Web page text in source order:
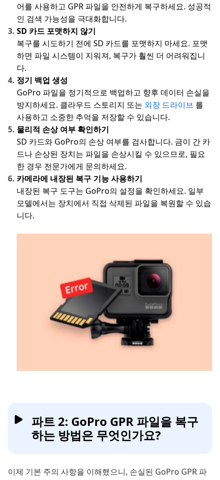
어를 사용하고 GPR 파일을 안전하게 복구하세요. 성공적
인 검색 가능성을 극대화합니다.
SD 카드 포맷하지 않기
복구를 시도하기 전에 SD 카드를 포맷하지 마세요. 포맷
하면 파일 시스템이 지워져, 복구가 훨씬 더 어려워집니
다.
정기 백업 생성
GoPro 파일을 정기적으로 백업하고 향후 데이터 손실을
방지하세요. 클라우드 스토리지 또는 외장 드라이브 를
사용하고 소중한 추억을 저장할 수 있습니다.
물리적 손상 여부 확인하기
SD 카드와 GoPro의 손상 여부를 검사합니다. 금이 간 카
드나 손상된 장치는 파일을 손상시킬 수 있으므로, 필요
한 경우 전문가에게 문의하세요.
카메라에 내장된 복구 기능 사용하기
내장된 복구 도구는 GoPro의 설정을 확인하세요. 일부
모델에서는 장치에서 직접 삭제된 파일을 복원할 수 있습
니다.
파트 2: GoPro GPR 파일을 복구
하는 방법은 무엇인가요?
이제 기본 주의 사항을 이해했으니, 손실된 GoPro GPR 파